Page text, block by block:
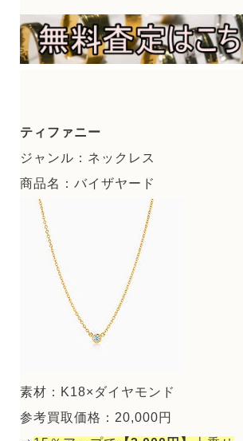
ティファニー
ジャンル：ネックレス
商品名：バイザヤード
素材：K18×ダイヤモンド
参考買取価格：20,000円